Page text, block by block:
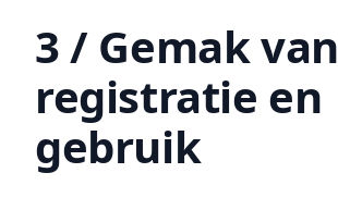
3 / Gemak van
registratie en
gebruik